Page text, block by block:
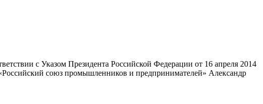
с Указом Президента Российской Федерации от 16 апреля 2014
союз промышленников и предпринимателей» Александр